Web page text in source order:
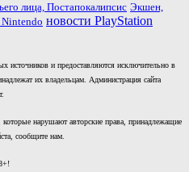
лица, Постапокалипсис Экшен,
Nintendo новости PlayStation
источников и предоставляются исключительно в
их владельцам. Администрация сайта
нарушают авторские права, принадлежащие
сообщите нам.